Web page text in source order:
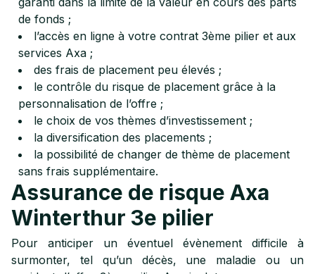
de fonds ;
l’accès en ligne à votre contrat 3ème pilier et aux
services Axa ;
des frais de placement peu élevés ;
le contrôle du risque de placement grâce à la
personnalisation de l’offre ;
le choix de vos thèmes d’investissement ;
la diversification des placements ;
la possibilité de changer de thème de placement
sans frais supplémentaire.
Assurance de risque Axa
Winterthur 3e pilier
Pour anticiper un éventuel évènement difficile à
surmonter, tel qu’un décès, une maladie ou un